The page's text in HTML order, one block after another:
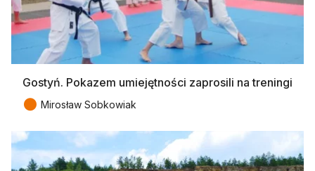
Gostyń. Pokazem umiejętności zaprosili na treningi
● Mirosław Sobkowiak